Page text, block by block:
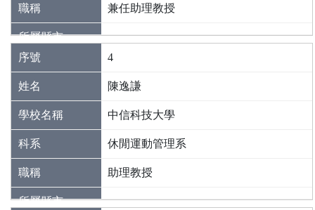
兼任助理教授
4
陳逸謙
中信科技大學
休閒運動管理系
助理教授